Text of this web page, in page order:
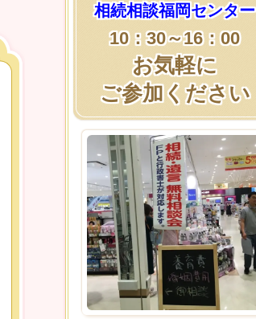
相続相談福岡センター
10：30～16：00
お気軽に
ご参加ください